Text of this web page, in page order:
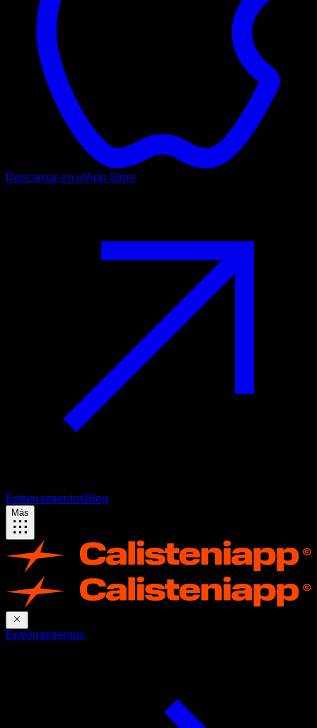
Descargar en el App Store
EntrenamientosBlog
Más
Entrenamientos